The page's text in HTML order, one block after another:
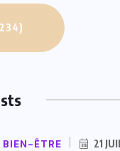
BIEN-ÊTRE 21